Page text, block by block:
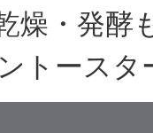
燥・発
トースタ